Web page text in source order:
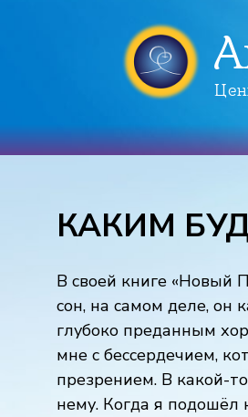
КАКИМ
В своей книге «Новый
сон, на самом деле, он
глубоко преданным
мне с бессердечием,
презрением. В какой-
нему. Когда я подошёл